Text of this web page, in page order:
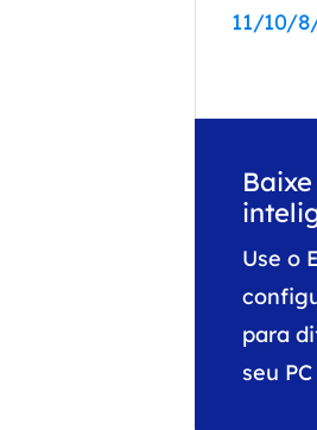
11/10/
Use o
para
seu